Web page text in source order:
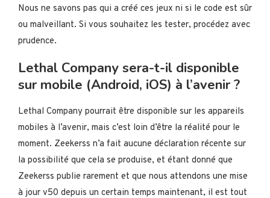
Nous ne savons pas qui a créé ces jeux ni si le code est sûr
ou malveillant. Si vous souhaitez les tester, procédez avec
prudence.
Lethal Company sera-t-il disponible
sur mobile (Android, iOS) à l’avenir ?
Lethal Company pourrait être disponible sur les appareils
mobiles à l’avenir, mais c’est loin d’être la réalité pour le
moment. Zeekerss n’a fait aucune déclaration récente sur
la possibilité que cela se produise, et étant donné que
Zeekerss publie rarement et que nous attendons une mise
à jour v50 depuis un certain temps maintenant, il est tout